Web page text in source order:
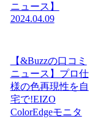
ニュース】
2024.04.09
【&Buzzの口コミ
ニュース】プロ仕
様の色再現性を自
宅で!EIZO
ColorEdgeモニタ